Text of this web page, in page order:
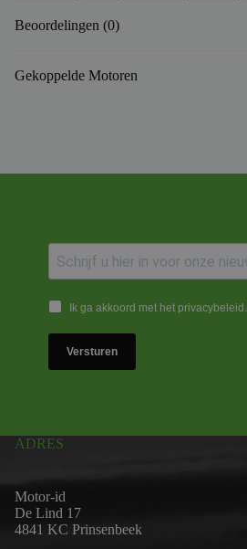
Beoordelingen (0)
Gekoppelde Motoren
Ik ga akkoord met het privacybeleid.
Versturen
ADRES
Motor-id
De Lind 17
4841 KC Prinsenbeek